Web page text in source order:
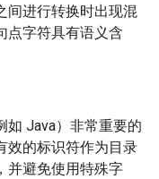
间进行转换时出现混
点字符具有语义含
如 Java）非常重要的
效的标识符作为目录
并避免使用特殊字